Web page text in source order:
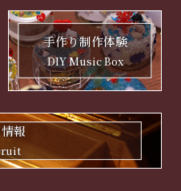
手作り制作体験
DIY Music Box
報